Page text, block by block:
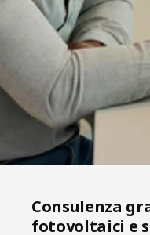
Consulenza
fotovoltaici e